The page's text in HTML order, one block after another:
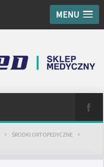
MENU
ŚRODKI ORTOPEDYCZNE